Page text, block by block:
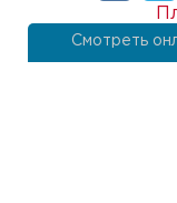
Смотреть